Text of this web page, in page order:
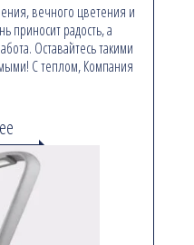
вечного цветения и
приносит радость, а
Оставайтесь такими
С теплом, Компания